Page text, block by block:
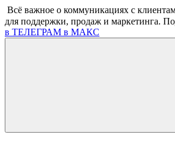
Всё важное о коммуникациях с
для поддержки, продаж и маркетинга.
в ТЕЛЕГРАМ в МАКС